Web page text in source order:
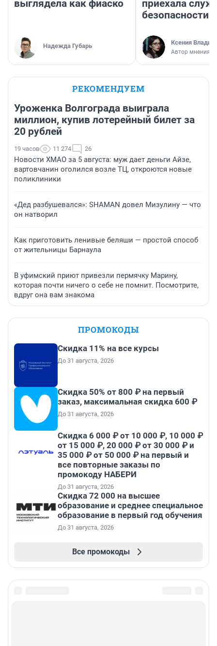
выглядела как фиаско
Надежда Губарь
приехала
безопасности
Ксения
Автор мнения
РЕКОМЕНДУЕМ
Уроженка Волгограда выиграла
миллион, купив лотерейный билет за
20 рублей
19 часов 11 274 26
Новости ХМАО за 5 августа: муж дает деньги Айзе,
вартовчанин оголился возле ТЦ, откроются новые
поликлиники
«Дед разбушевался»: SHAMAN довел Мизулину — что
он натворил
Как приготовить ленивые беляши — простой способ
от жительницы Барнаула
В уфимский приют привезли пермячку Марину,
которая почти ничего о себе не помнит. Посмотрите,
вдруг она вам знакома
ПРОМОКОДЫ
Скидка 11% на все курсы
До 31 августа, 2026
Скидка 50% от 800 ₽ на первый
заказ, максимальная скидка 600 ₽
До 31 августа, 2026
Скидка 6 000 ₽ от 10 000 ₽, 10 000 ₽
от 15 000 ₽, 20 000 ₽ от 30 000 ₽ и
35 000 ₽ от 50 000 ₽ на первый и
все повторные заказы по
промокоду НАБЕРИ
До 31 августа, 2026
Скидка 72 000 на высшее
образование и среднее специальное
образование в первый год обучения
До 31 августа, 2026
Все промокоды